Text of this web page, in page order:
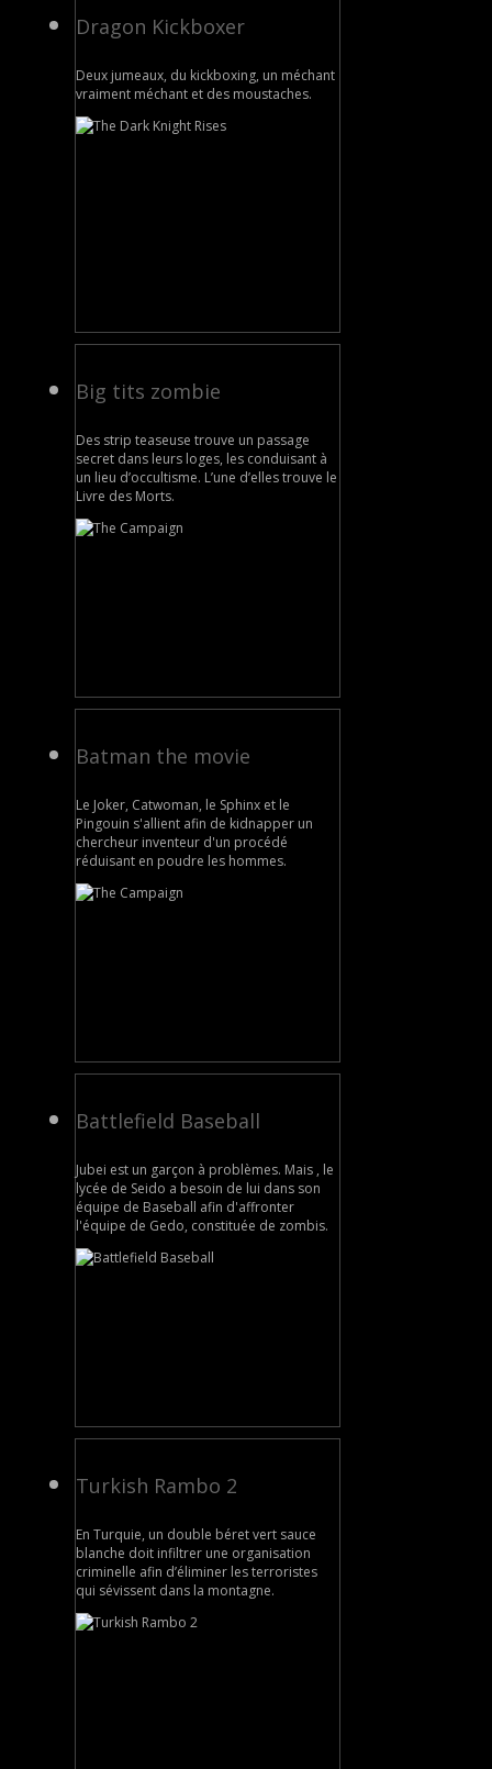
Dragon Kickboxer
Deux jumeaux, du kickboxing, un méchant
vraiment méchant et des moustaches.
Big tits zombie
Des strip teaseuse trouve un passage
secret dans leurs loges, les conduisant à
un lieu d’occultisme. L’une d’elles trouve le
Livre des Morts.
Batman the movie
Le Joker, Catwoman, le Sphinx et le
Pingouin s'allient afin de kidnapper un
chercheur inventeur d'un procédé
réduisant en poudre les hommes.
Battlefield Baseball
Jubei est un garçon à problèmes. Mais , le
lycée de Seido a besoin de lui dans son
équipe de Baseball afin d'affronter
l'équipe de Gedo, constituée de zombis.
Turkish Rambo 2
En Turquie, un double béret vert sauce
blanche doit infiltrer une organisation
criminelle afin d’éliminer les terroristes
qui sévissent dans la montagne.